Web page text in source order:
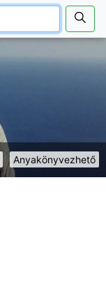
Anyakönyvezhető